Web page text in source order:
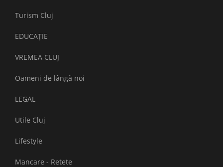
Turism Cluj
EDUCAȚIE
VREMEA CLUJ
Oameni de lângă noi
LEGAL
Utile Cluj
Lifestyle
Mancare - Retete